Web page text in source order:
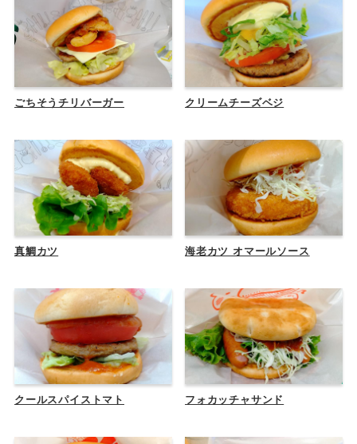
ごちそうチリバーガー クリームチーズベジ
真鯛カツ 海老カツ オマールソース
クールスパイストマト フォカッチャサンド